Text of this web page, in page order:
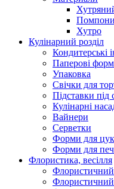
Помпони
Хутро
Кулінарний розділ
Кондитерські
Паперові
Упаковка
Свічки для
Підставки під
Кулінарні
Вайнери
Серветки
Форми для
Форми для
Флористика, весілля
Флористичний
Флористичний